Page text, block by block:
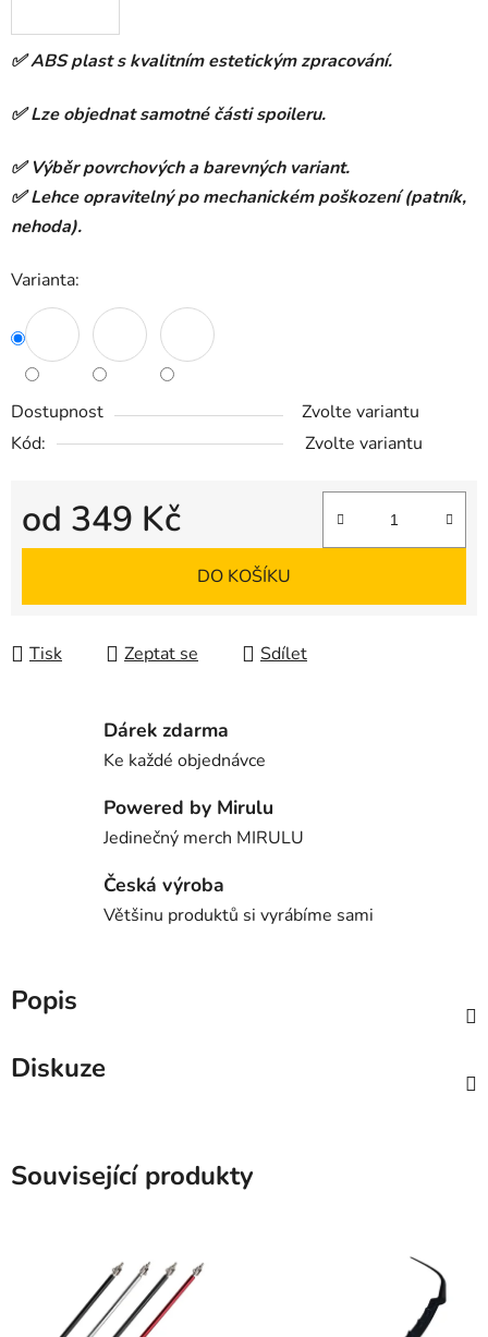
✅ ABS plast s kvalitním estetickým zpracování.
✅ Lze objednat samotné části spoileru.
✅ Výběr povrchových a barevných variant.
✅ Lehce opravitelný po mechanickém poškození (patník,
nehoda).
Varianta:
Dostupnost
Zvolte variantu
Kód:
Zvolte variantu
od 349 Kč
Měrná cena:
DO KOŠÍKU
Tisk Zeptat se Sdílet
Dárek zdarma
Ke každé objednávce
Powered by Mirulu
Jedinečný merch MIRULU
Česká výroba
Většinu produktů si vyrábíme sami
Popis
Diskuze
Související produkty